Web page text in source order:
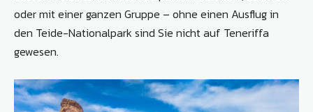
oder mit einer ganzen Gruppe – ohne einen Ausflug in
den Teide-Nationalpark sind Sie nicht auf Teneriffa
gewesen.